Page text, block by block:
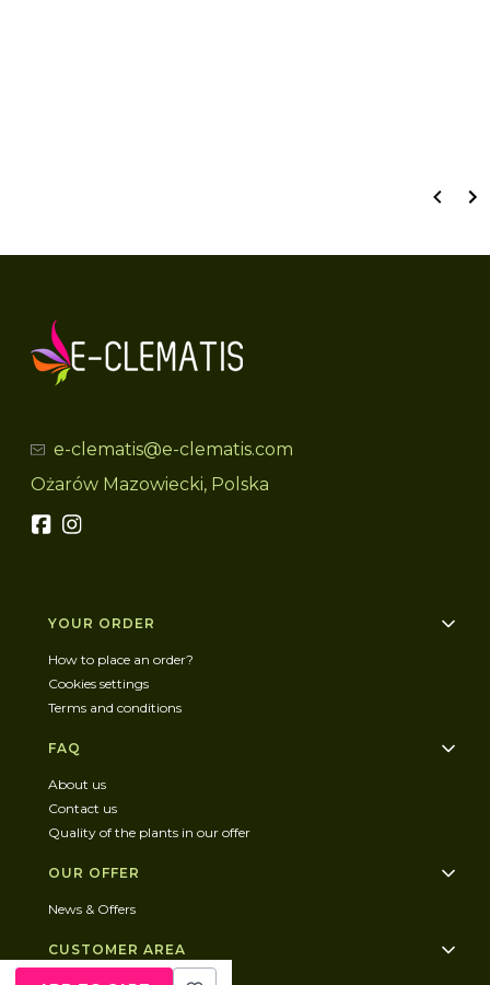
e-clematis@e-clematis.com
Ożarów Mazowiecki, Polska
Footer menu
YOUR ORDER
How to place an order?
Cookies settings
Terms and conditions
FAQ
About us
Contact us
Quality of the plants in our offer
OUR OFFER
News & Offers
CUSTOMER AREA